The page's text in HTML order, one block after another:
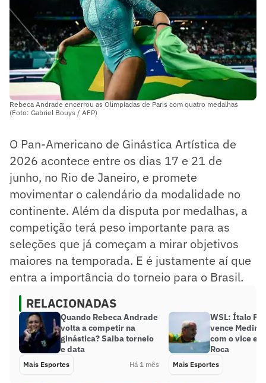
Rebeca Andrade encerrou as Olimpíadas de Paris com quatro medalhas
(Foto: Gabriel Bouys / AFP)
O Pan-Americano de Ginástica Artística de
2026 acontece entre os dias 17 e 21 de
junho, no Rio de Janeiro, e promete
movimentar o calendário da modalidade no
continente. Além da disputa por medalhas, a
competição terá peso importante para as
seleções que já começam a mirar objetivos
maiores na temporada. E é justamente aí que
entra a importância do torneio para o Brasil.
RELACIONADAS
Quando Rebeca Andrade
volta a competir na
ginástica? Saiba torneio
e data
Mais Esportes Há 1 mês
WSL: Ítalo
vence
com o vice
Roca
Mais Esportes